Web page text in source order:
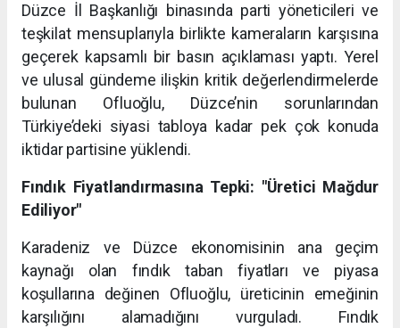
Düzce İl Başkanlığı binasında parti yöneticileri ve
teşkilat mensuplarıyla birlikte kameraların karşısına
geçerek kapsamlı bir basın açıklaması yaptı. Yerel
ve ulusal gündeme ilişkin kritik değerlendirmelerde
bulunan Ofluoğlu, Düzce’nin sorunlarından
Türkiye’deki siyasi tabloya kadar pek çok konuda
iktidar partisine yüklendi.
Fındık Fiyatlandırmasına Tepki: "Üretici Mağdur
Ediliyor"
Karadeniz ve Düzce ekonomisinin ana geçim
kaynağı olan fındık taban fiyatları ve piyasa
koşullarına değinen Ofluoğlu, üreticinin emeğinin
karşılığını alamadığını vurguladı. Fındık